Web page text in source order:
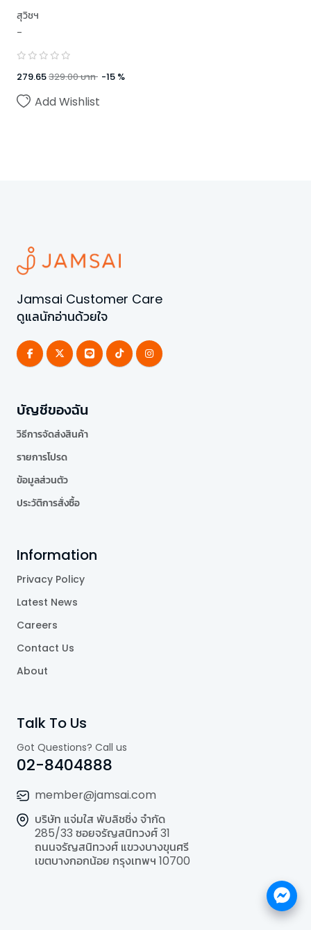
สุวิชฯ
-
279.65329.00บาท -15 %
Add Wishlist
Jamsai Customer Care
ดูแลนักอ่านด้วยใจ
บัญชีของฉัน
วิธีการจัดส่งสินค้า
รายการโปรด
ข้อมูลส่วนตัว
ประวัติการสั่งซื้อ
Information
Privacy Policy
Latest News
Careers
Contact Us
About
Talk To Us
Got Questions? Call us
02-8404888
member@jamsai.com
บริษัท แจ่มใส พับลิชชิ่ง จำกัด
285/33 ซอยจรัญสนิทวงศ์ 31
ถนนจรัญสนิทวงศ์ แขวงบางขุนศรี
เขตบางกอกน้อย กรุงเทพฯ 10700